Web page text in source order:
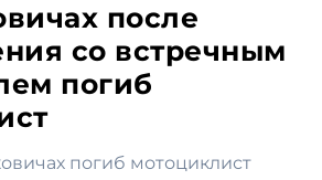
после
со встречным
погиб